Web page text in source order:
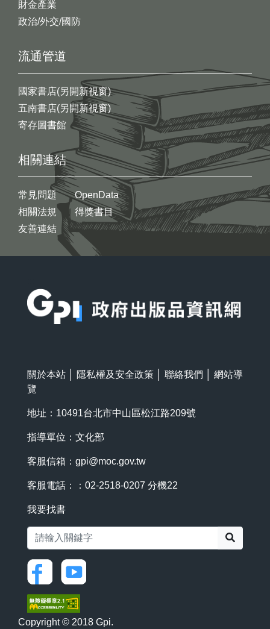
財金產業
政治/外交/國防
流通管道
國家書店(另開新視窗)
五南書店(另開新視窗)
寄存圖書館
相關連結
常見問題
相關法規
友善連結
OpenData
得獎書目
關於本站 隱私權及安全政策 聯絡我們
網站導
覽
地址：10491台北市中山區松江路209號
指導單位：文化部
客服信箱： gpi@moc.gov.tw
客服電話：：02-2518-0207 分機22
我要找書
Copyright © 2018 Gpi.